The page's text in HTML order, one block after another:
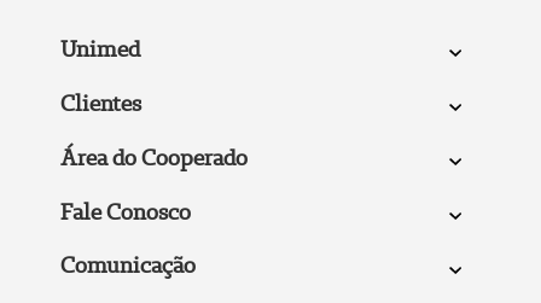
Unimed
Clientes
Área do Cooperado
Fale Conosco
Comunicação